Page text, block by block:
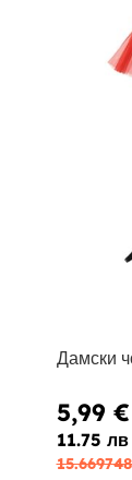
Дамски
5,99 €
11.75 лв